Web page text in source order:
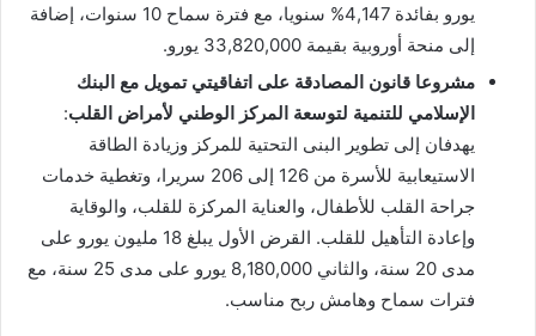
يورو بفائدة 4,147% سنويا، مع فترة سماح 10 سنوات، إضافة
إلى منحة أوروبية بقيمة 33,820,000 يورو.
مشروعا قانون المصادقة على اتفاقيتي تمويل مع البنك
الإسلامي للتنمية لتوسعة المركز الوطني لأمراض القلب:
يهدفان إلى تطوير البنى التحتية للمركز وزيادة الطاقة
الاستيعابية للأسرة من 126 إلى 206 سريرا، وتغطية خدمات
جراحة القلب للأطفال، والعناية المركزة للقلب، والوقاية
وإعادة التأهيل للقلب. القرض الأول يبلغ 18 مليون يورو على
مدى 20 سنة، والثاني 8,180,000 يورو على مدى 25 سنة، مع
فترات سماح وهامش ربح مناسب.